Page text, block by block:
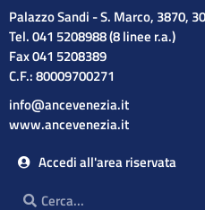
Palazzo Sandi - S. Marco, 3870,
Tel. 041 5208988 (8 linee r.a.)
Fax 041 5208389
C.F.: 80009700271
info@ancevenezia.it
www.ancevenezia.it
Accedi all'area riservata
Cerca